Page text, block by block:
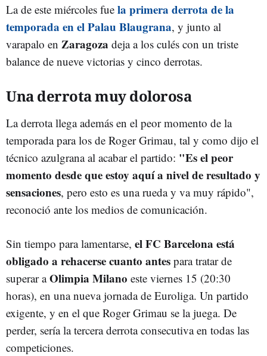
La de este miércoles fue la primera derrota de la
temporada en el Palau Blaugrana, y junto al
varapalo en Zaragoza deja a los culés con un triste
balance de nueve victorias y cinco derrotas.
Una derrota muy dolorosa
La derrota llega además en el peor momento de la
temporada para los de Roger Grimau, tal y como dijo el
técnico azulgrana al acabar el partido: "Es el peor
momento desde que estoy aquí a nivel de resultado y
sensaciones, pero esto es una rueda y va muy rápido",
reconoció ante los medios de comunicación.
Sin tiempo para lamentarse, el FC Barcelona está
obligado a rehacerse cuanto antes para tratar de
superar aOlimpia Milano este viernes 15 (20:30
horas), en una nueva jornada de Euroliga. Un partido
exigente, y en el que Roger Grimau se la juega. De
perder, sería la tercera derrota consecutiva en todas las
competiciones.